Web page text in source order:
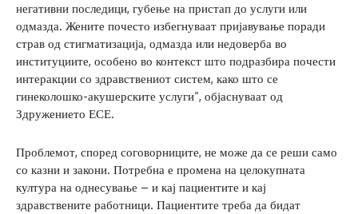
негативни последици, губење на пристап до услуги или
одмазда. Жените почесто избегнуваат пријавување поради
страв од стигматизација, одмазда или недоверба во
институциите, особено во контекст што подразбира почести
интеракции со здравствениот систем, како што се
гинеколошко-акушерските услуги“, објаснуваат од
Здружението ЕСЕ.
Проблемот, според соговорниците, не може да се реши само
со казни и закони. Потребна е промена на целокупната
култура на однесување – и кај пациентите и кај
здравствените работници. Пациентите треба да бидат